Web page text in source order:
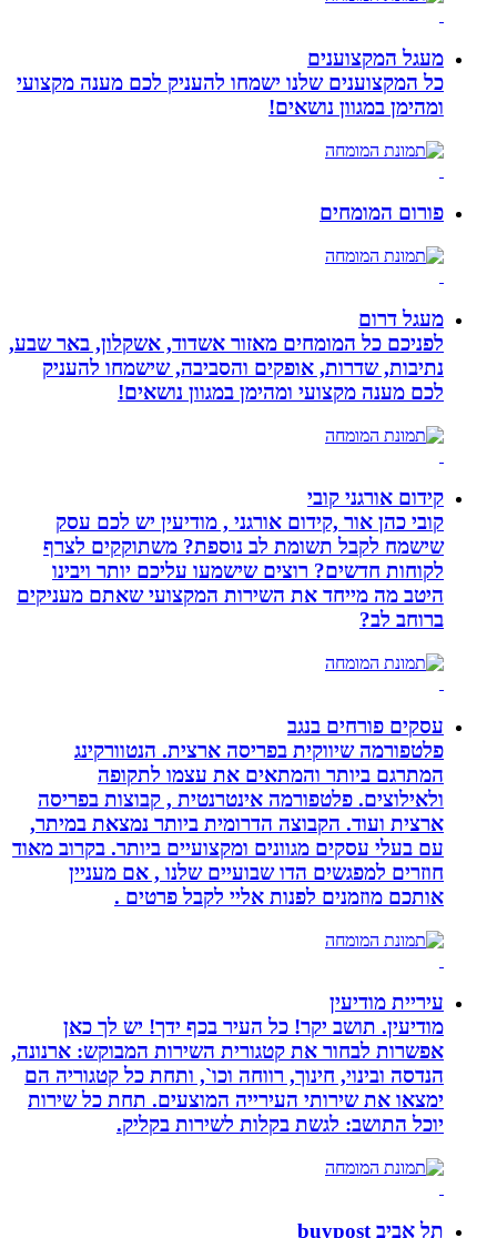
מעגל המקצוענים
כל המקצוענים שלנו ישמחו להעניק לכם מענה מקצועי
ומהימן במגוון נושאים!
פורום המומחים
מעגל דרום
לפניכם כל המומחים מאזור אשדוד, אשקלון, באר שבע,
נתיבות, שדרות, אופקים והסביבה, שישמחו להעניק
לכם מענה מקצועי ומהימן במגוון נושאים!
קידום אורגני קובי
קובי כהן אור ,קידום אורגני , מודיעין יש לכם עסק
שישמח לקבל תשומת לב נוספת? משתוקקים לצרף
לקוחות חדשים? רוצים שישמעו עליכם יותר ויבינו
היטב מה מייחד את השירות המקצועי שאתם מעניקים
ברוחב לב?
עסקים פורחים בנגב
פלטפורמה שיווקית בפריסה ארצית. הנטוורקינג
המתרגם ביותר והמתאים את עצמו לתקופה
ולאילוצים. פלטפורמה אינטרנטית , קבוצות בפריסה
ארצית ועוד. הקבוצה הדרומית ביותר נמצאת במיתר,
עם בעלי עסקים מגוונים ומקצועיים ביותר. בקרוב מאוד
חוזרים למפגשים הדו שבועיים שלנו , אם מעניין
אותכם מוזמנים לפנות אליי לקבל פרטים .
עיריית מודיעין
מודיעין. תושב יקר! כל העיר בכף ידך! יש לך כאן
אפשרות לבחור את קטגורית השירות המבוקש: ארנונה,
הנדסה ובינוי, חינוך, רווחה וכו`, ותחת כל קטגוריה הם
ימצאו את שירותי העירייה המוצעים. תחת כל שירות
יוכל התושב: לגשת בקלות לשירות בקליק.
תל אביב buypost